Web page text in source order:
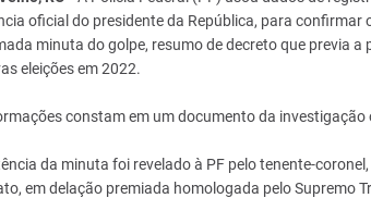
oficial do presidente da República, para
minuta do golpe, resumo de decreto que previa a
eleições em 2022.
constam em um documento da
da minuta foi revelado à PF pelo tenente-
em delação premiada homologada pelo Supremo